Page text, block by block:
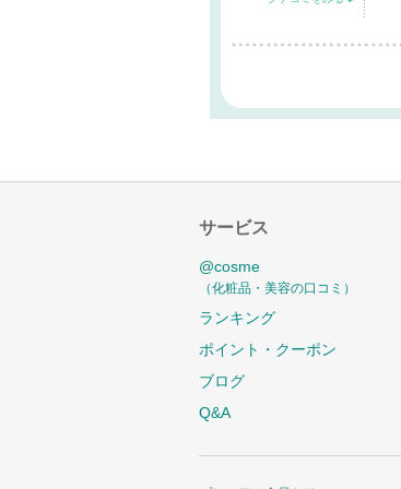
サービス
@cosme
（化粧品・美容の口コミ）
ランキング
ポイント・クーポン
ブログ
Q&A